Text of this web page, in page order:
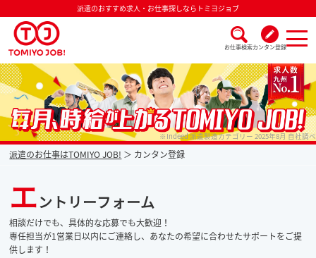
派遣のおすすめ求人・お仕事探しならトミヨジョブ
お仕事検索カンタン登録
派遣なら毎月時給が上がるトミヨジョブ ※Indeed 派遣製造カテゴリー 2025年8月 自社調べ
派遣のお仕事はTOMIYO JOB! カンタン登録
エントリーフォーム
相談だけでも、具体的な応募でも大歓迎！
専任担当が1営業日以内にご連絡し、あなたの希望に合わせたサポートをご提
供します！